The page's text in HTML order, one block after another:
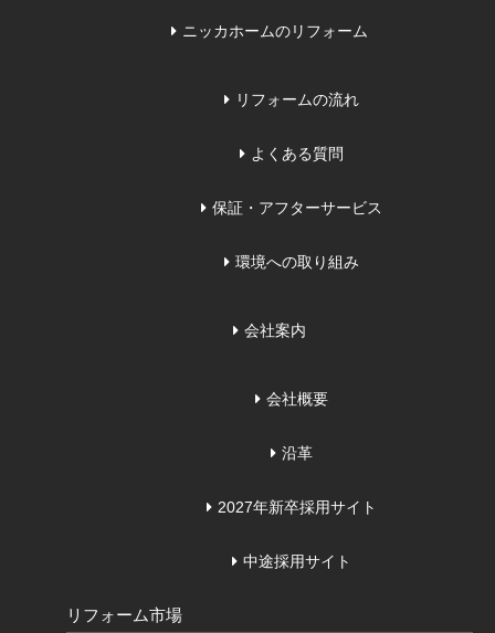
ニッカホームのリフォーム
リフォームの流れ
よくある質問
保証・アフターサービス
環境への取り組み
会社案内
会社概要
沿革
2027年新卒採用サイト
中途採用サイト
リフォーム市場